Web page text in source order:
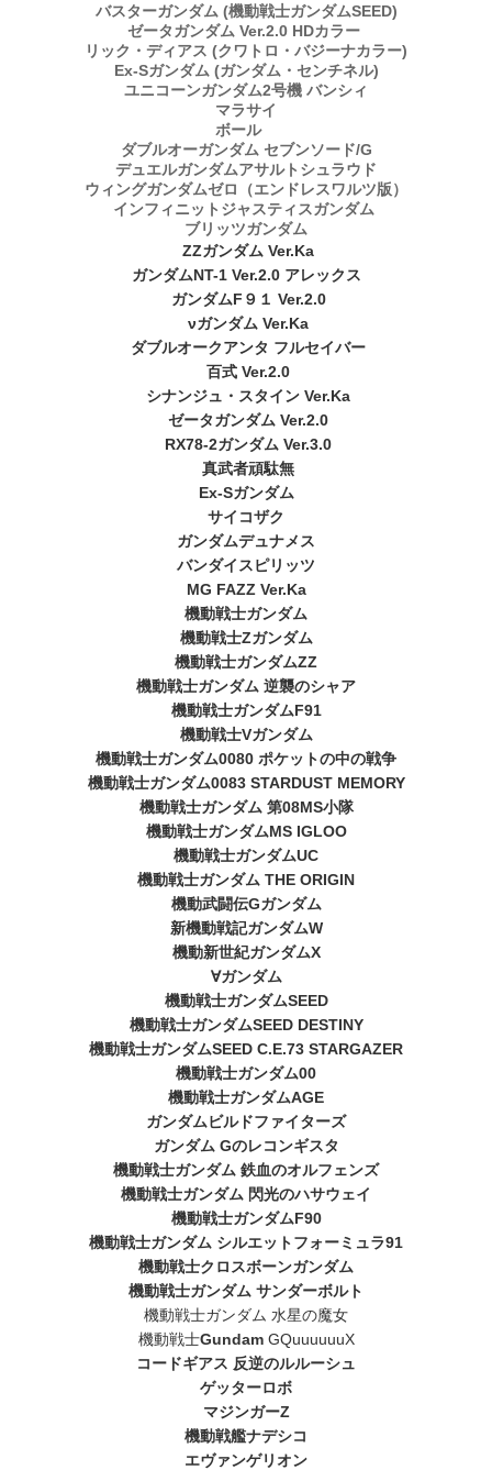
バスターガンダム (機動戦士ガンダムSEED)
ゼータガンダム Ver.2.0 HDカラー
リック・ディアス (クワトロ・バジーナカラー)
Ex-Sガンダム (ガンダム・センチネル)
ユニコーンガンダム2号機 バンシィ
マラサイ
ボール
ダブルオーガンダム セブンソード/G
デュエルガンダムアサルトシュラウド
ウィングガンダムゼロ（エンドレスワルツ版）
インフィニットジャスティスガンダム
ブリッツガンダム
ZZガンダム Ver.Ka
ガンダムNT-1 Ver.2.0 アレックス
ガンダムF９１ Ver.2.0
νガンダム Ver.Ka
ダブルオークアンタ フルセイバー
百式 Ver.2.0
シナンジュ・スタイン Ver.Ka
ゼータガンダム Ver.2.0
RX78-2ガンダム Ver.3.0
真武者頑駄無
Ex-Sガンダム
サイコザク
ガンダムデュナメス
バンダイスピリッツ
MG FAZZ Ver.Ka
機動戦士ガンダム
機動戦士Zガンダム
機動戦士ガンダムZZ
機動戦士ガンダム 逆襲のシャア
機動戦士ガンダムF91
機動戦士Vガンダム
機動戦士ガンダム0080 ポケットの中の戦争
機動戦士ガンダム0083 STARDUST MEMORY
機動戦士ガンダム 第08MS小隊
機動戦士ガンダムMS IGLOO
機動戦士ガンダムUC
機動戦士ガンダム THE ORIGIN
機動武闘伝Gガンダム
新機動戦記ガンダムW
機動新世紀ガンダムX
∀ガンダム
機動戦士ガンダムSEED
機動戦士ガンダムSEED DESTINY
機動戦士ガンダムSEED C.E.73 STARGAZER
機動戦士ガンダム00
機動戦士ガンダムAGE
ガンダムビルドファイターズ
ガンダム Gのレコンギスタ
機動戦士ガンダム 鉄血のオルフェンズ
機動戦士ガンダム 閃光のハサウェイ
機動戦士ガンダムF90
機動戦士ガンダム シルエットフォーミュラ91
機動戦士クロスボーンガンダム
機動戦士ガンダム サンダーボルト
機動戦士ガンダム 水星の魔女
機動戦士GundamGQuuuuuuX
コードギアス 反逆のルルーシュ
ゲッターロボ
マジンガーZ
機動戦艦ナデシコ
エヴァンゲリオン